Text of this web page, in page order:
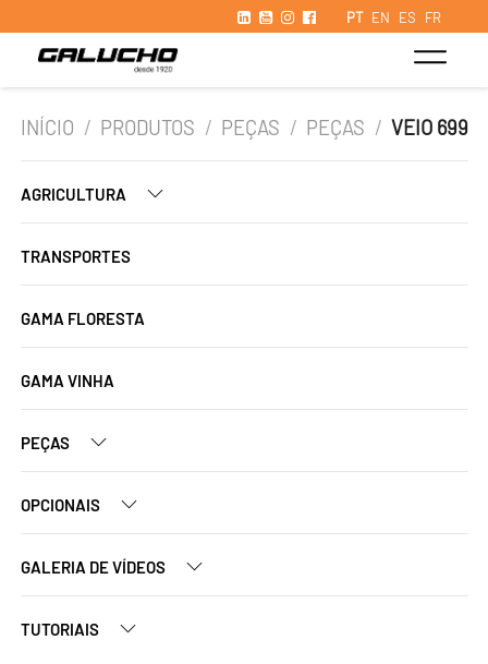
PT EN ES FR
INÍCIO / PRODUTOS / PEÇAS / PEÇAS / VEIO 699
AGRICULTURA
TRANSPORTES
GAMA FLORESTA
GAMA VINHA
PEÇAS
OPCIONAIS
GALERIA DE VÍDEOS
TUTORIAIS